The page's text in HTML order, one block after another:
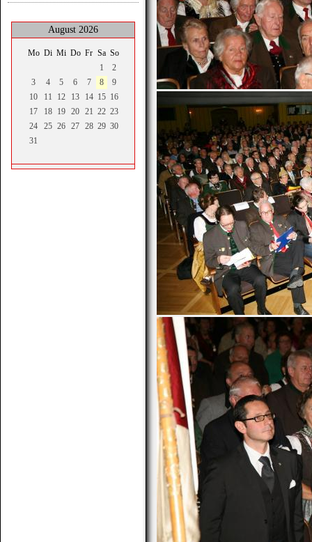
August 2026
Mo Di Mi Do Fr Sa So
1
2
3
4 5 6 7 8
9
10
11 12 13 14 15 16
17
18 19 20 21 22 23
24
25 26 27 28 29 30
31